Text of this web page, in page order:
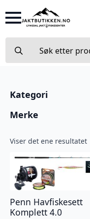
for:
Kategori
Merke
Viser det ene resultatet
Penn Havfiskesett
Komplett 4.0